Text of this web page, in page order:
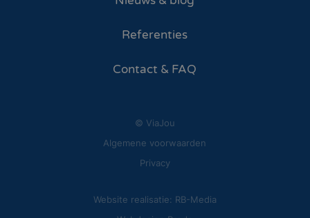
Referenties
Contact & FAQ
© ViaJou
Algemene voorwaarden
Privacy
Website realisatie: RB-Media